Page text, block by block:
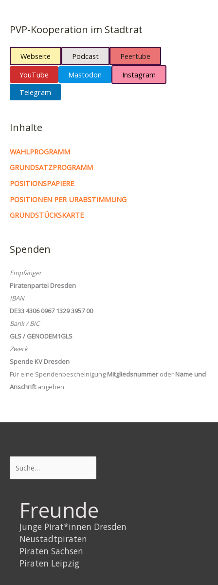
PVP-Kooperation im Stadtrat
Webseite Podcast
Peertube
YouTube
Mastodon
Instagram
Telegram
Inhalte
WAHLPROGRAMM
GRUNDSATZPROGRAMM
POSITIONSPAPIERE
POSITIONEN PER URABSTIMMUNG
GRUNDSTÜCKSKARTE
Spenden
Empfänger
Piratenpartei Dresden
IBAN
DE33 4306 0967 1329 3957 00
Bank / BIC
GLS / GENODEM1GLS
Zweck
Spende KV Dresden
Für eine Spendenbescheinigung Mitgliedsnummeroder Name und
Anschriftangeben.
Freunde
Junge Pirat*innen Dresden
Neustadtpiraten
Piraten Sachsen
Piraten Leipzig